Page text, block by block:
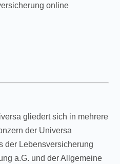
online
gliedert sich in mehrere
der Universa
der Lebensversicherung
a.G. und der Allgemeine